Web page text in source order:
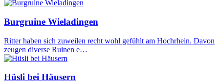
Burgruine Wieladingen
Ritter haben sich zuweilen recht wohl gefühlt am Hochrhein. Davon
zeugen diverse Ruinen e…
Hüsli bei Häusern